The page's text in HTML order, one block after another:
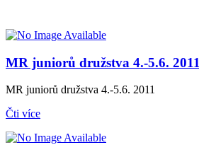
MR juniorů družstva 4.-5.6. 2011
MR juniorů družstva 4.-5.6. 2011
Čti více